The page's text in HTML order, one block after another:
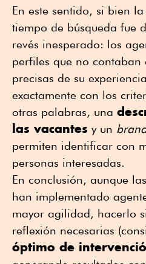
En este sentido, si bien
tiempo de búsqueda fue
revés inesperado: los
perfiles que no contaban
precisas de su
exactamente con los
otras palabras, una
las vacantes y un
permiten identificar con
personas interesadas.
En conclusión, aunque
han implementado
mayor agilidad, hacerlo
reflexión necesarias
óptimo de